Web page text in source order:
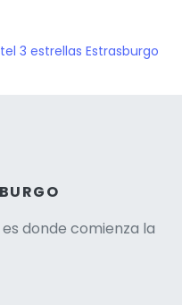
3 estrellas Estrasburgo
donde comienza la